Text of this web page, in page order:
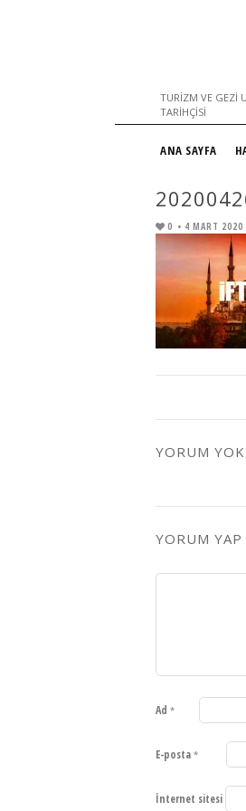
TURIZM VE GEZI
TARIHÇISI
ANA SAYFA
0 • 4 MART 2020
YORUM YOK
YORUM YAP
Ad *
E-posta *
İnternet sitesi